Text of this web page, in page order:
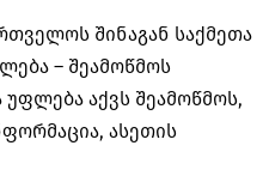
შინაგან საქმეთა
– შეამოწმოს
აქვს შეამოწმოს,
ასეთის